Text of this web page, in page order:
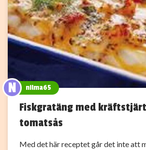
N nilma65
Fiskgratäng med
tomatsås
Med det här receptet går det inte att